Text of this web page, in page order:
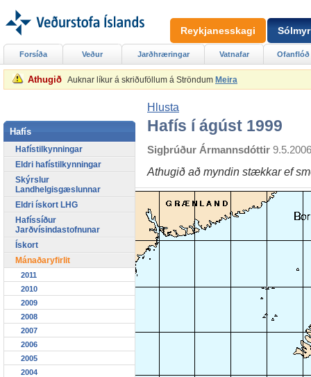
Athugið Auknar líkur á skriðuföllum á Ströndum Meira
Hlusta
Hafís í ágúst 1999
Sigþrúður Ármannsdóttir 9.5.2006
Athugið að myndin stækkar ef
Forsíða Veður Jarðhræringar Vatnafar Ofanflóð
Hafís
Hafístilkynningar
Eldri hafístilkynningar
Skýrslur
Landhelgisgæslunnar
Eldri ískort LHG
Hafíssíður
Jarðvísindastofnunar
Ískort
Mánaðaryfirlit
2011
2010
2009
2008
2007
2006
2005
2004
Reykjanesskagi